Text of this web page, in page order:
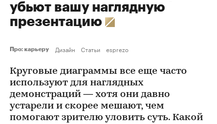
убьют вашу наглядную
презентацию
Про: карьеру Дизайн Статьи esprezo
Круговые диаграммы все еще часто
используют для наглядных
демонстраций — хотя они давно
устарели и скорее мешают, чем
помогают зрителю уловить суть. Какой